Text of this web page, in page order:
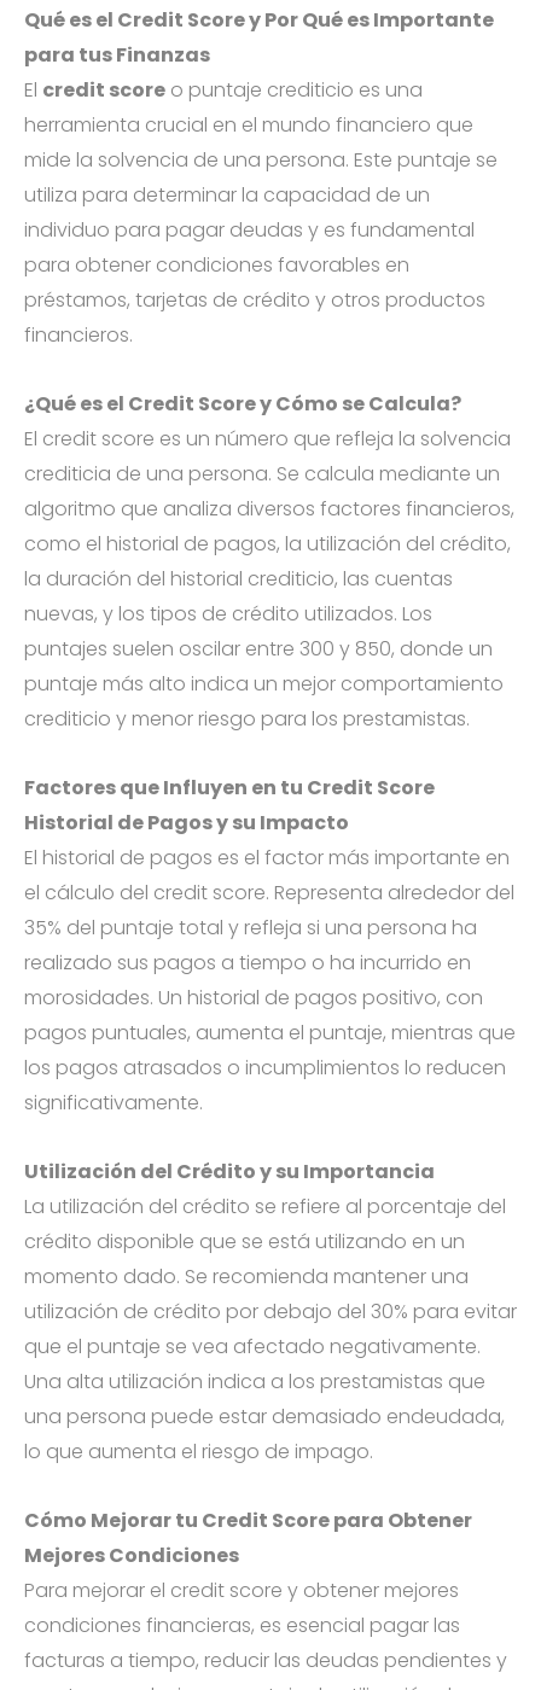
Qué es el Credit Score y Por Qué es Importante
para tus Finanzas
El credit score o puntaje crediticio es una
herramienta crucial en el mundo financiero que
mide la solvencia de una persona. Este puntaje se
utiliza para determinar la capacidad de un
individuo para pagar deudas y es fundamental
para obtener condiciones favorables en
préstamos, tarjetas de crédito y otros productos
financieros.
¿Qué es el Credit Score y Cómo se Calcula?
El credit score es un número que refleja la solvencia
crediticia de una persona. Se calcula mediante un
algoritmo que analiza diversos factores financieros,
como el historial de pagos, la utilización del crédito,
la duración del historial crediticio, las cuentas
nuevas, y los tipos de crédito utilizados. Los
puntajes suelen oscilar entre 300 y 850, donde un
puntaje más alto indica un mejor comportamiento
crediticio y menor riesgo para los prestamistas.
Factores que Influyen en tu Credit Score
Historial de Pagos y su Impacto
El historial de pagos es el factor más importante en
el cálculo del credit score. Representa alrededor del
35% del puntaje total y refleja si una persona ha
realizado sus pagos a tiempo o ha incurrido en
morosidades. Un historial de pagos positivo, con
pagos puntuales, aumenta el puntaje, mientras que
los pagos atrasados o incumplimientos lo reducen
significativamente.
Utilización del Crédito y su Importancia
La utilización del crédito se refiere al porcentaje del
crédito disponible que se está utilizando en un
momento dado. Se recomienda mantener una
utilización de crédito por debajo del 30% para evitar
que el puntaje se vea afectado negativamente.
Una alta utilización indica a los prestamistas que
una persona puede estar demasiado endeudada,
lo que aumenta el riesgo de impago.
Cómo Mejorar tu Credit Score para Obtener
Mejores Condiciones
Para mejorar el credit score y obtener mejores
condiciones financieras, es esencial pagar las
facturas a tiempo, reducir las deudas pendientes y